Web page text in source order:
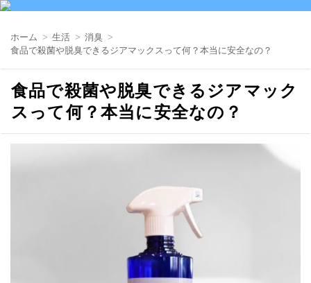
ホーム 生活
消臭
食品で殺菌や脱臭できるジアマックスって何？本当に安全なの？
食品で殺菌や脱臭できるジアマック
スって何？本当に安全なの？